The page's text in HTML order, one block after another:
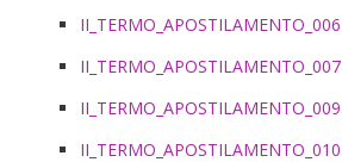
II_TERMO_APOSTILAMENTO_006
II_TERMO_APOSTILAMENTO_007
II_TERMO_APOSTILAMENTO_009
II_TERMO_APOSTILAMENTO_010